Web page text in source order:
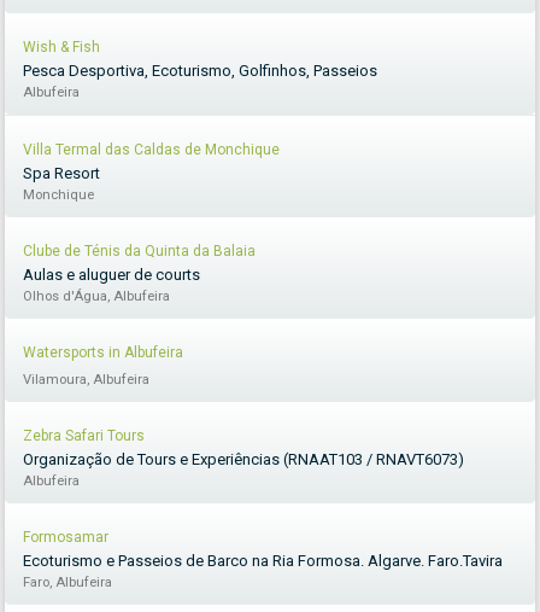
Wish & Fish
Pesca Desportiva, Ecoturismo, Golfinhos, Passeios
Albufeira
Villa Termal das Caldas de Monchique
Spa Resort
Monchique
Clube de Ténis da Quinta da Balaia
Aulas e aluguer de courts
Olhos d'Água, Albufeira
Watersports in Albufeira
Vilamoura, Albufeira
Zebra Safari Tours
Organização de Tours e Experiências (RNAAT103 / RNAVT6073)
Albufeira
Formosamar
Ecoturismo e Passeios de Barco na Ria Formosa. Algarve. Faro.Tavira
Faro, Albufeira